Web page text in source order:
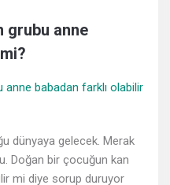
grubu anne
dünyaya gelecek. Merak
Doğan bir çocuğun kan
mi diye sorup duruyor